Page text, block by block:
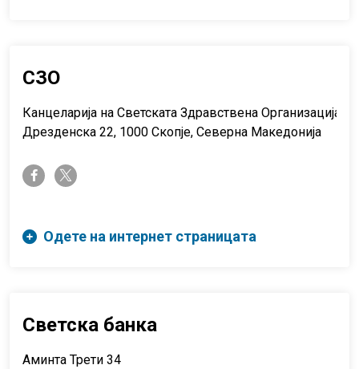
СЗО
Канцеларија на Светската Здравствена Организација
Дрезденска 22, 1000 Скопје, Северна Македонија
facebook-ftwitter-x
Одете на интернет страницата
Светска банка
Аминта Трети 34